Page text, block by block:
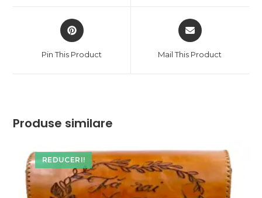
Opens
in
new
Pin This Product
Opens
in
new
Mail This Product
Produse similare
REDUCERI!